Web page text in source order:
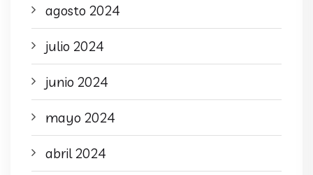
agosto 2024
julio 2024
junio 2024
mayo 2024
abril 2024